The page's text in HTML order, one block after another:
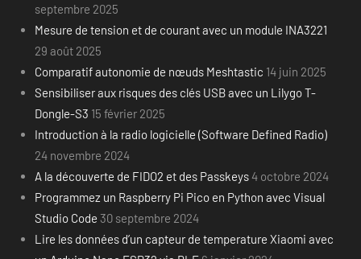
septembre 2025
Mesure de tension et de courant avec un module INA3221
29 août 2025
Comparatif autonomie de nœuds Meshtastic 14 juin 2025
Sensibiliser aux risques des clés USB avec un Lilygo T-
Dongle-S3 15 février 2025
Introduction à la radio logicielle (Software Defined Radio)
24 novembre 2024
A la découverte de FIDO2 et des Passkeys4 octobre 2024
Programmez un Raspberry Pi Pico en Python avec Visual
Studio Code 30 septembre 2024
Lire les données d’un capteur de temperature Xiaomi avec